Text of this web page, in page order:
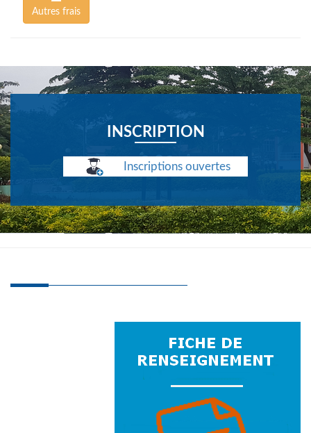
Autres frais
INSCRIPTION
Inscriptions ouvertes